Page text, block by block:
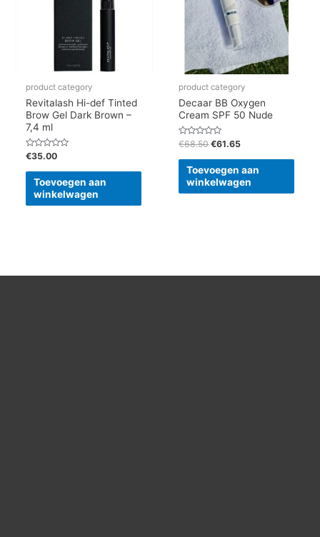
product category
Revitalash Hi-def Tinted
Brow Gel Dark Brown –
7,4 ml
Gewaardeerd
uit
€35.00
Toevoegen aan
winkelwagen
product category
Decaar BB Oxygen
Cream SPF 50 Nude
Gewaardeerd
uit
€68.50 €61.65
Toevoegen aan
winkelwagen